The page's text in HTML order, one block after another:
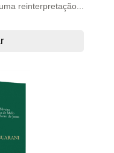
reinterpretação...